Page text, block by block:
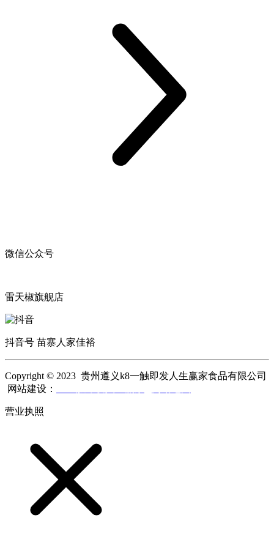
微信公众号
雷天椒旗舰店
抖音号 苗寨人家佳裕
Copyright © 2023 贵州遵义k8一触即发人生赢家食品有限公司
网站建设：
营业执照